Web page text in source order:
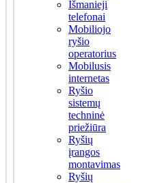
Išmanieji
telefonai
Mobiliojo
ryšio
operatorius
Mobilusis
internetas
Ryšio
sistemų
techninė
priežiūra
Ryšių
įrangos
montavimas
Ryšių